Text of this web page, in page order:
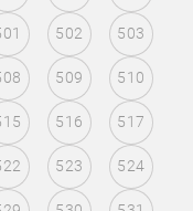
502 503
509 510
516 517
523 524